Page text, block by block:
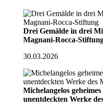
Drei Gemälde in drei
Magnani-Rocca-
30.03.2026
Michelangelos
unentdeckten Werke